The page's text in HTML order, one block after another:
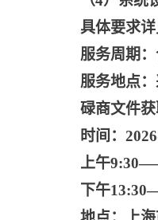
具体要求
服务周期
服务地点：
碌商文件
时间：
上午
下午